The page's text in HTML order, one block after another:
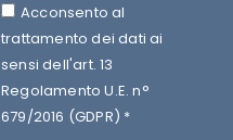
Acconsento al
trattamento dei dati ai
sensi dell'art. 13
Regolamento U.E. n°
679/2016 (GDPR) *